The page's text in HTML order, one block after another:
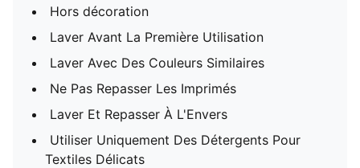
Hors décoration
Laver Avant La Première Utilisation
Laver Avec Des Couleurs Similaires
Ne Pas Repasser Les Imprimés
Laver Et Repasser À L'Envers
Utiliser Uniquement Des Détergents Pour
Textiles Délicats